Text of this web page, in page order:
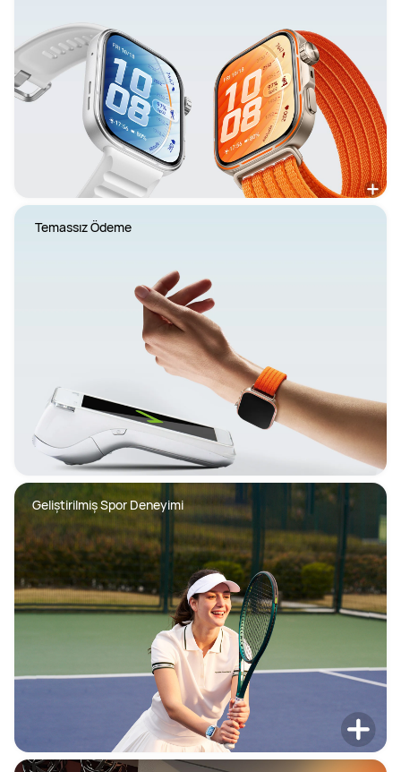
Temassız Ödeme
Geliştirilmiş Spor Deneyimi